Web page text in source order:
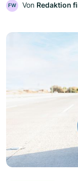
FW Von Redaktion